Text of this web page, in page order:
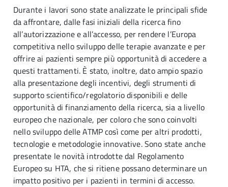
Durante i lavori sono state analizzate le principali sfide
da affrontare, dalle fasi iniziali della ricerca fino
all’autorizzazione e all’accesso, per rendere l’Europa
competitiva nello sviluppo delle terapie avanzate e per
offrire ai pazienti sempre più opportunità di accedere a
questi trattamenti. È stato, inoltre, dato ampio spazio
alla presentazione degli incentivi, degli strumenti di
supporto scientifico/regolatorio disponibili e delle
opportunità di finanziamento della ricerca, sia a livello
europeo che nazionale, per coloro che sono coinvolti
nello sviluppo delle ATMP così come per altri prodotti,
tecnologie e metodologie innovative. Sono state anche
presentate le novità introdotte dal Regolamento
Europeo su HTA, che si ritiene possano determinare un
impatto positivo per i pazienti in termini di accesso.